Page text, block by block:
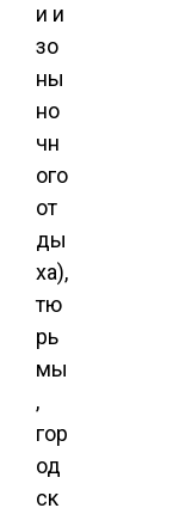
и и
зо
ны
но
чн
ого
от
ды
ха),
тю
рь
мы
,
гор
од
ск